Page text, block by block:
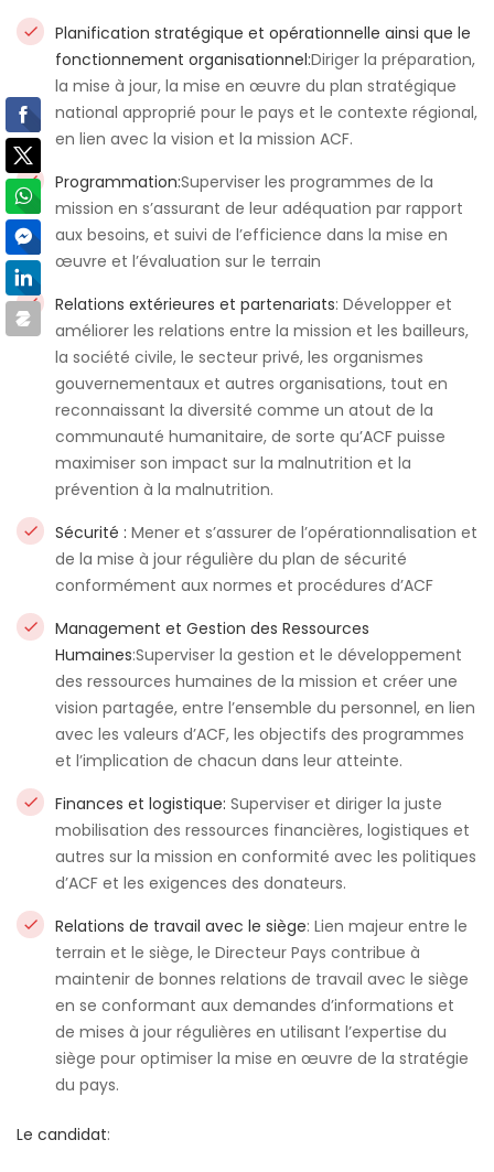
Planification stratégique et opérationnelle ainsi que le
fonctionnement organisationnel:Diriger la préparation,
la mise à jour, la mise en œuvre du plan stratégique
national approprié pour le pays et le contexte régional,
en lien avec la vision et la mission ACF.
Programmation:Superviser les programmes de la
mission en s’assurant de leur adéquation par rapport
aux besoins, et suivi de l’efficience dans la mise en
œuvre et l’évaluation sur le terrain
Relations extérieures et partenariats: Développer et
améliorer les relations entre la mission et les bailleurs,
la société civile, le secteur privé, les organismes
gouvernementaux et autres organisations, tout en
reconnaissant la diversité comme un atout de la
communauté humanitaire, de sorte qu’ACF puisse
maximiser son impact sur ​​la malnutrition et la
prévention à la malnutrition.
Sécurité : Mener et s’assurer de l’opérationnalisation et
de la mise à jour régulière du plan de sécurité
conformément aux normes et procédures d’ACF
Management et Gestion des Ressources
Humaines:Superviser la gestion et le développement
des ressources humaines de la mission et créer une
vision partagée, entre l’ensemble du personnel, en lien
avec les valeurs d’ACF, les objectifs des programmes
et l’implication de chacun dans leur atteinte.
Finances et logistique: Superviser et diriger la juste
mobilisation des ressources financières, logistiques et
autres sur la mission en conformité avec les politiques
d’ACF et les exigences des donateurs.
Relations de travail avec le siège: Lien majeur entre le
terrain et le siège, le Directeur Pays contribue à
maintenir de bonnes relations de travail avec le siège
en se conformant aux demandes d’informations et
de mises à jour régulières en utilisant l’expertise du
siège pour optimiser la mise en œuvre de la stratégie
du pays.
Le candidat: